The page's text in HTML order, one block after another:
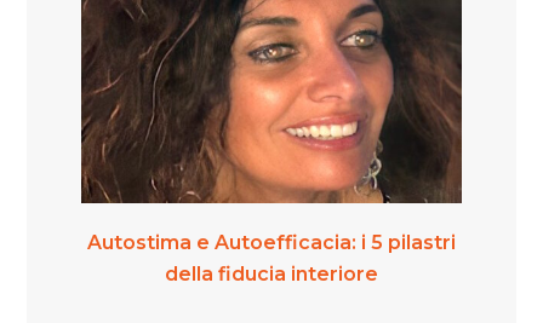
Autostima e Autoefficacia: i 5 pilastri
della fiducia interiore